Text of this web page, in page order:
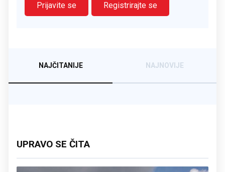
Prijavite se
Registrirajte se
NAJČITANIJE NAJNOVIJE
UPRAVO SE ČITA